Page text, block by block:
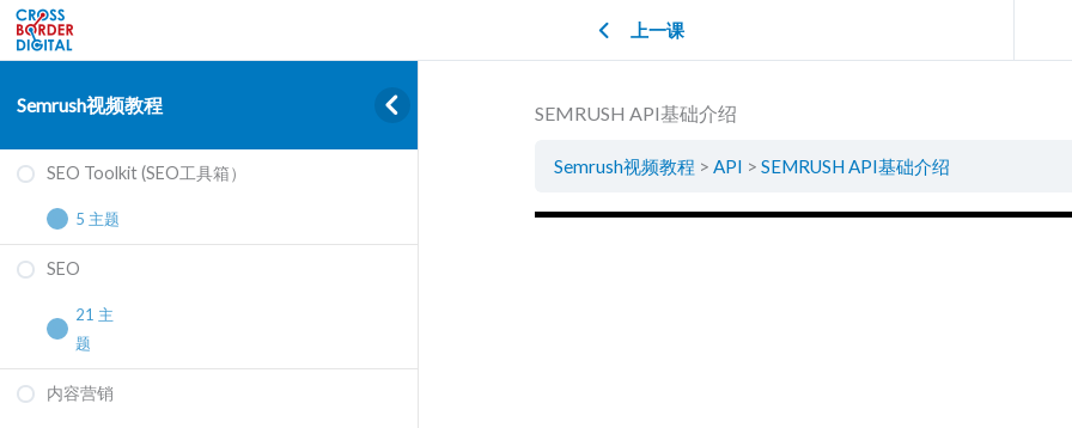
Semrush视频教程
SEO Toolkit (SEO工具箱）
5 主题
Domain Overview 域名概览
Organic Research 自然搜索流量分析
Keyword Gap
SEO
21 主
题
利用Semrush找到网站子链优化机会
内容营销
上一课
SEMRUSH API基础介绍
Semrush视频教程 API SEMRUSH API基础介绍